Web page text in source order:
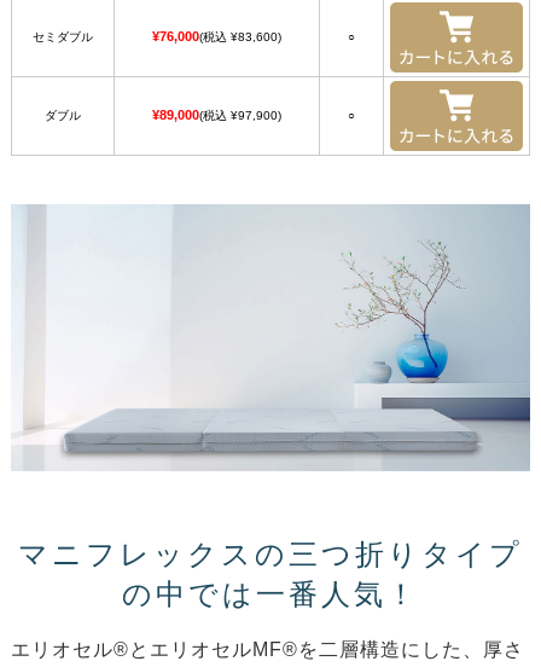
セミダブル ¥76,000(税込 ¥83,600) ○
ダブル ¥89,000(税込 ¥97,900) ○
マニフレックスの三つ折りタイプ
の中では一番人気！
エリオセル®とエリオセルMF®を二層構造にした、厚さ